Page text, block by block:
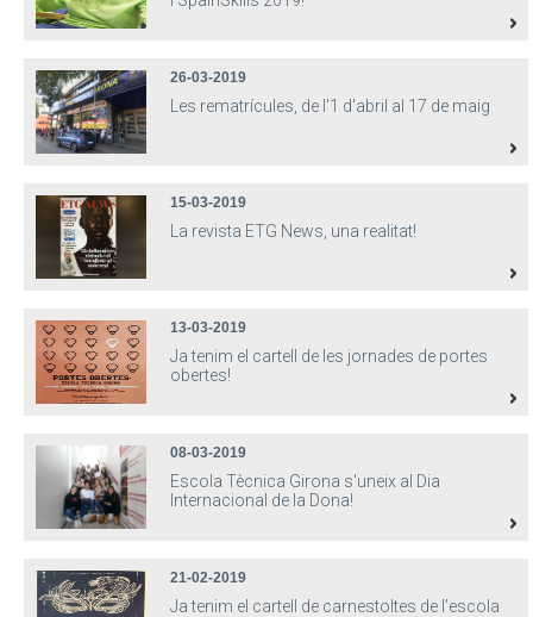
26-03-2019
Les rematrícules, de l'1 d'abril al 17 de maig
15-03-2019
La revista ETG News, una realitat!
13-03-2019
Ja tenim el cartell de les jornades de portes
obertes!
08-03-2019
Escola Tècnica Girona s'uneix al Dia
Internacional de la Dona!
21-02-2019
Ja tenim el cartell de carnestoltes de l’escola